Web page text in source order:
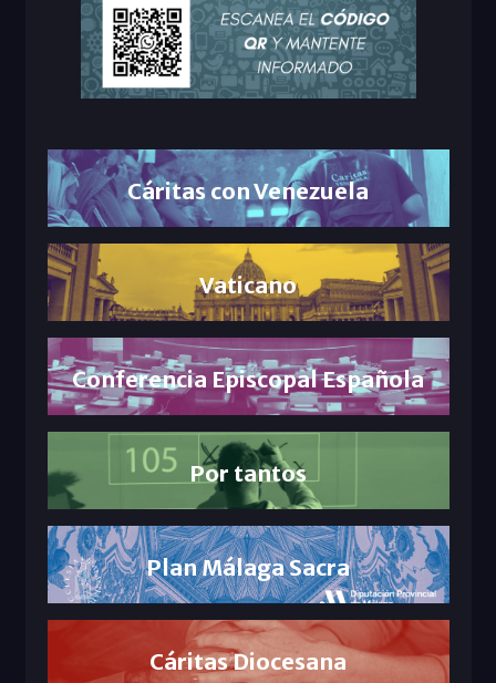
Cáritas con Venezuela
Vaticano
Conferencia Episcopal Española
Por tantos
Plan Málaga Sacra
Cáritas Diocesana